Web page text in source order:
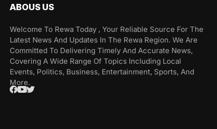
ABOUS US
Welcome To Rewa Today , Your Reliable Source For The
Latest News And Updates In The Rewa Region. We Are
Committed To Delivering Timely And Accurate News,
Covering A Wide Range Of Topics Including Local
Events, Politics, Business, Entertainment, Sports, And
More.